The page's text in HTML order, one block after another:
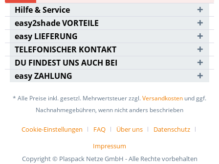
Hilfe & Service
easy2shade VORTEILE
easy LIEFERUNG
TELEFONISCHER KONTAKT
DU FINDEST UNS AUCH BEI
easy ZAHLUNG
* Alle Preise inkl. gesetzl. Mehrwertsteuer zzgl.Versandkosten und ggf.
Nachnahmegebühren, wenn nicht anders beschrieben
Cookie-Einstellungen FAQ Über uns
Datenschutz
Impressum
Copyright © Plaspack Netze GmbH - Alle Rechte vorbehalten